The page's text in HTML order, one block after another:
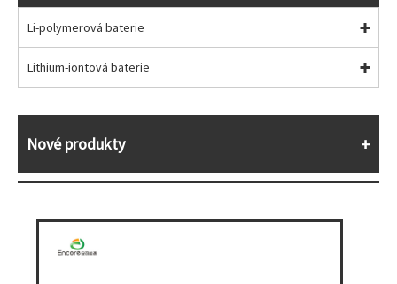
Li-polymerová baterie
Lithium-iontová baterie
Nové produkty